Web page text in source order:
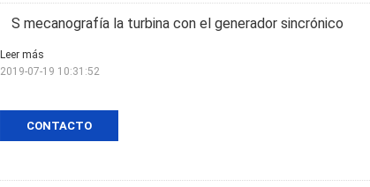
S mecanografía la turbina con el generador sincrónico
CONTACTO
Leer más
2019-07-19 10:31:52